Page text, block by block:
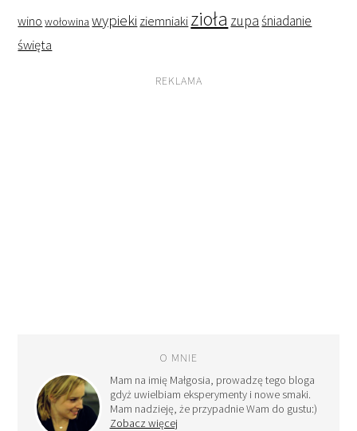
wino wołowina wypieki ziemniaki zioła zupaśniadanie
święta
REKLAMA
O MNIE
Mam na imię Małgosia, prowadzę tego bloga
gdyż uwielbiam eksperymenty i nowe smaki.
Mam nadzieję, że przypadnie Wam do gustu:)
Zobacz więcej